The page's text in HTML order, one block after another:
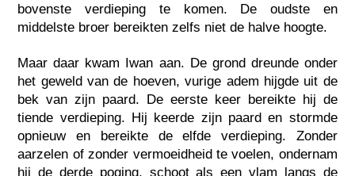
bovenste verdieping te komen. De oudste en
middelste broer bereikten zelfs niet de halve hoogte.
Maar daar kwam Iwan aan. De grond dreunde onder
het geweld van de hoeven, vurige adem hijgde uit de
bek van zijn paard. De eerste keer bereikte hij de
tiende verdieping. Hij keerde zijn paard en stormde
opnieuw en bereikte de elfde verdieping. Zonder
aarzelen of zonder vermoeidheid te voelen, ondernam
hij de derde poging, schoot als een vlam langs de